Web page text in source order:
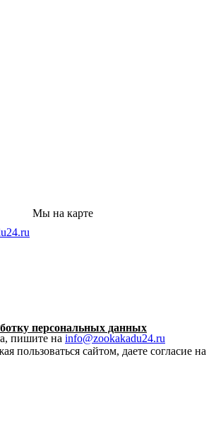
Мы на карте
персональных данных
пишите на info@zookakadu24.ru
пользоваться сайтом, даете согласие на